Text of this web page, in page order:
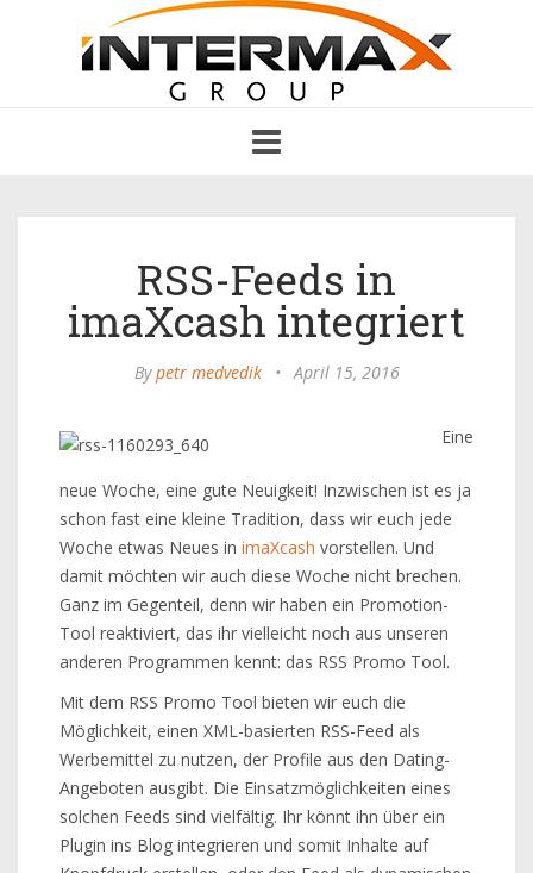
navigation
RSS-Feeds in
imaXcash integriert
Bypetr medvedik • April 15, 2016
Eine
neue Woche, eine gute Neuigkeit! Inzwischen ist es ja
schon fast eine kleine Tradition, dass wir euch jede
Woche etwas Neues in imaXcash vorstellen. Und
damit möchten wir auch diese Woche nicht brechen.
Ganz im Gegenteil, denn wir haben ein Promotion-
Tool reaktiviert, das ihr vielleicht noch aus unseren
anderen Programmen kennt: das RSS Promo Tool.
Mit dem RSS Promo Tool bieten wir euch die
Möglichkeit, einen XML-basierten RSS-Feed als
Werbemittel zu nutzen, der Profile aus den Dating-
Angeboten ausgibt. Die Einsatzmöglichkeiten eines
solchen Feeds sind vielfältig. Ihr könnt ihn über ein
Plugin ins Blog integrieren und somit Inhalte auf